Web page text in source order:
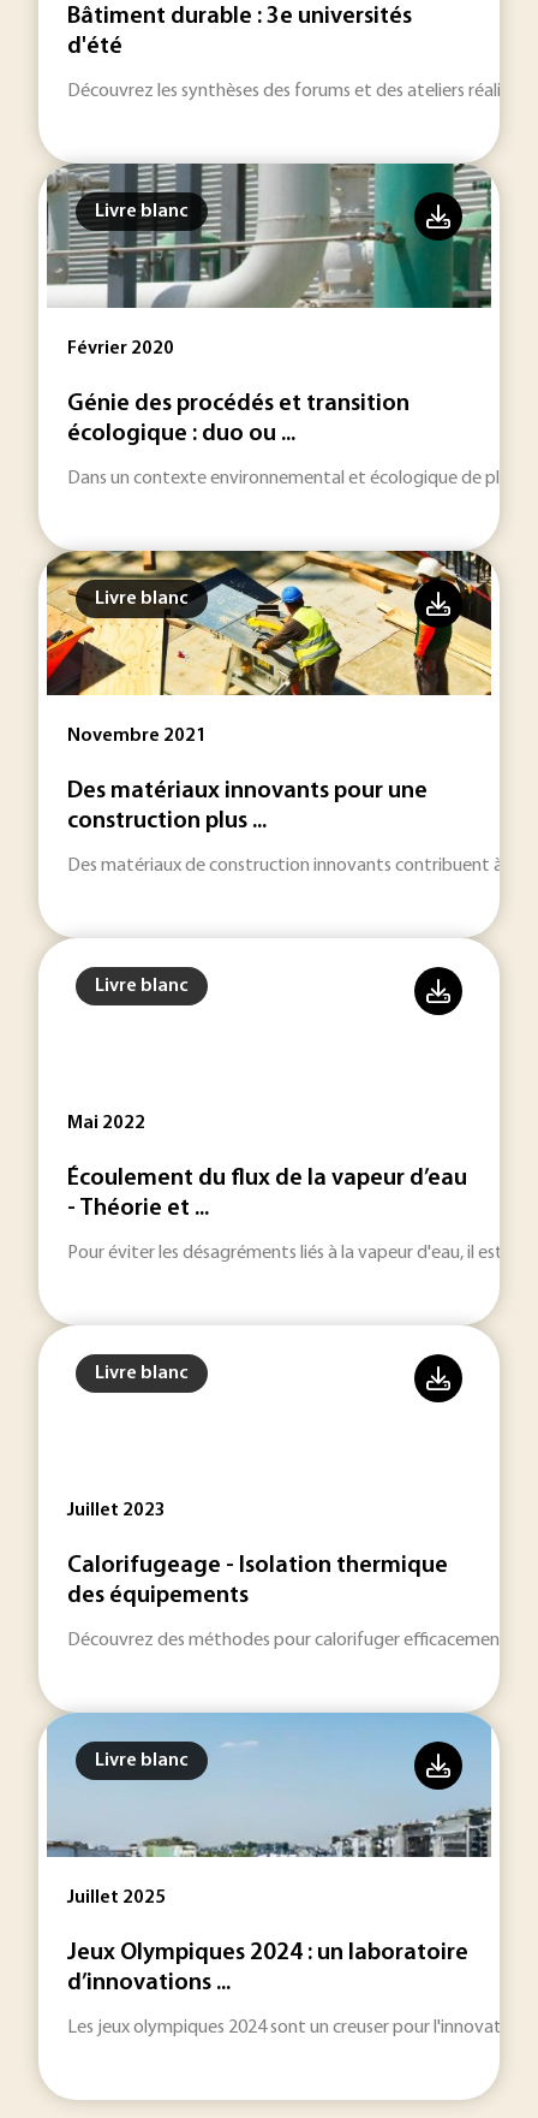
Bâtiment durable : 3e universités
d'été
Découvrez les synthèses des forums et des ateliers
Livre blanc
Février 2020
Génie des procédés et transition
écologique : duo ou ...
Dans un contexte environnemental et écologique de plus
Livre blanc
Novembre 2021
Des matériaux innovants pour une
construction plus ...
Des matériaux de construction innovants contribuent à
Livre blanc
Mai 2022
Écoulement du flux de la vapeur d’eau
- Théorie et ...
Pour éviter les désagréments liés à la vapeur d'eau, il est
Livre blanc
Juillet 2023
Calorifugeage - Isolation thermique
des équipements
Découvrez des méthodes pour calorifuger efficacement
Livre blanc
Juillet 2025
Jeux Olympiques 2024 : un laboratoire
d’innovations ...
Les jeux olympiques 2024 sont un creuser pour l'innovation